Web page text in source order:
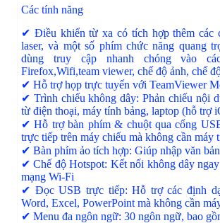
Các tính năng
✔ Điều khiển từ xa có tích hợp thêm các
laser, và một số phím chức năng quang
dùng truy cập nhanh chóng vào
Firefox,Wifi,team viewer, chế độ ảnh, chế
✔ Hỗ trợ họp trực tuyến với TeamViewer
✔ Trình chiếu không dây: Phản chiếu nội
từ điện thoại, máy tính bảng, laptop (hỗ trợ
✔ Hỗ trợ bàn phím & chuột qua cổng
trực tiếp trên máy chiếu mà không cần máy
✔ Bàn phím ảo tích hợp: Giúp nhập văn
✔ Chế độ Hotspot: Kết nối không dây
mạng Wi-Fi
✔ Đọc USB trực tiếp: Hỗ trợ các định
Word, Excel, PowerPoint mà không cần
✔ Menu đa ngôn ngữ: 30 ngôn ngữ, bao